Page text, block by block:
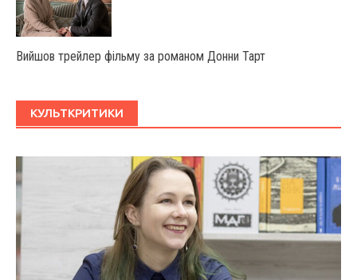
Вийшов трейлер фільму за романом Донни Тарт
КУЛЬТКРИТИКИ